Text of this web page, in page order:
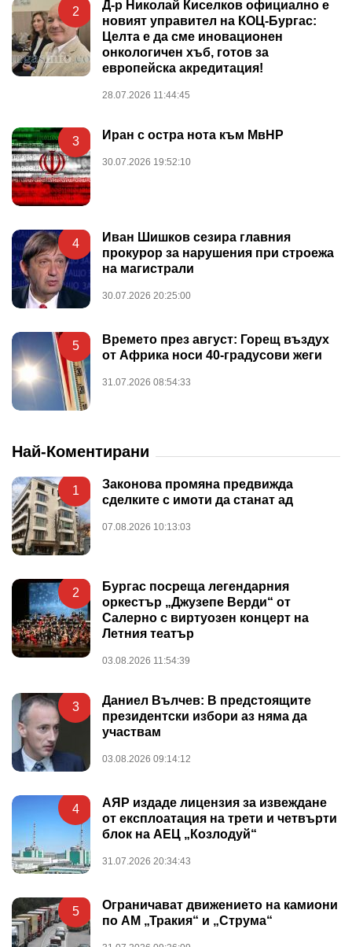
2
Д-р Николай Киселков официално е
новият управител на КОЦ-Бургас:
Целта е да сме иновационен
онкологичен хъб, готов за
европейска акредитация!
28.07.2026 11:44:45
3 Иран с остра нота към МвНР
30.07.2026 19:52:10
4
Иван Шишков сезира главния
прокурор за нарушения при строежа
на магистрали
30.07.2026 20:25:00
5
Времето през август: Горещ въздух
от Африка носи 40-градусови жеги
31.07.2026 08:54:33
Най-Коментирани
1
Законова промяна предвижда
сделките с имоти да станат ад
07.08.2026 10:13:03
2
Бургас посреща легендарния
оркестър „Джузепе Верди“ от
Салерно с виртуозен концерт на
Летния театър
03.08.2026 11:54:39
3
Даниел Вълчев: В предстоящите
президентски избори аз няма да
участвам
03.08.2026 09:14:12
4
АЯР издаде лицензия за извеждане
от експлоатация на трети и четвърти
блок на АЕЦ „Козлодуй“
31.07.2026 20:34:43
5
Ограничават движението на камиони
по АМ „Тракия“ и „Струма“